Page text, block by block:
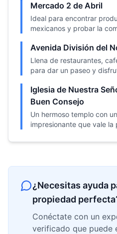
Mercado 2 de Abril
Ideal para encontrar
mexicanos y probar la
Avenida División del
Llena de restaurantes,
para dar un paseo y
Iglesia de Nuestra
Buen Consejo
Un hermoso templo con
impresionante que vale la
¿Necesitas ayuda
propiedad
Conéctate con un
verificado que puede